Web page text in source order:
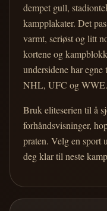
dempet gull,
kampplakater. Det
varmt, seriøst og litt
kortene og
undersidene har
NHL, UFC og WWE.
Bruk eliteserien til å
forhåndsvisninger,
praten. Velg en sport
deg klar til neste